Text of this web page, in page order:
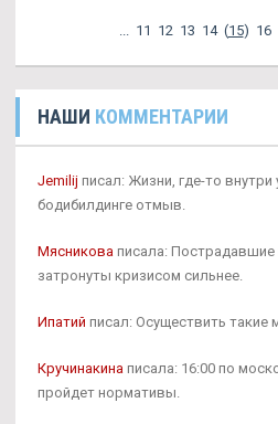
11 12 13 14 (15) 16
НАШИ КОММЕНТАРИИ
Jemilij писал: Жизни, где-то внутри
бодибилдинге отмыв.
Мясникова писала:
затронуты кризисом сильнее.
Ипатий писал: Осуществить такие
Кручинакина писала: 16:00 по
пройдет нормативы.